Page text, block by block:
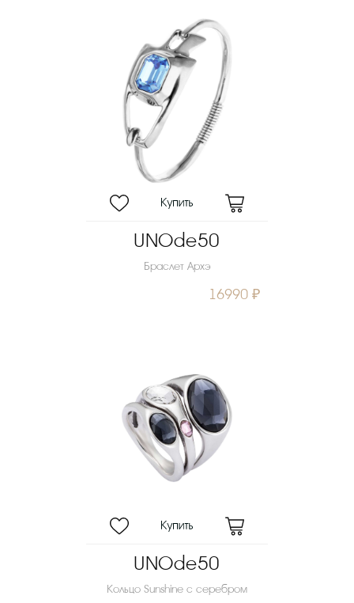
UNOde50
Браслет Архэ
16990 ₽
UNOde50
Кольцо Sunshine с серебром